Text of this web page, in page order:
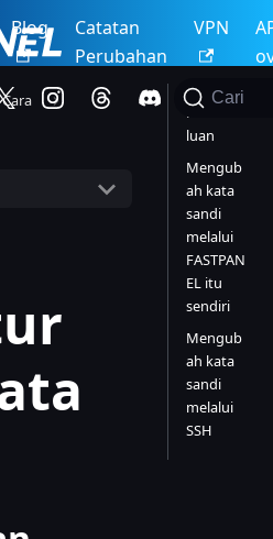
Blog
Catatan
Perubahan
VPN
Cari
Cara
Pendahu
luan
Mengub
ah kata
sandi
melalui
FASTPAN
EL itu
sendiri
Mengub
ah kata
sandi
melalui
SSH